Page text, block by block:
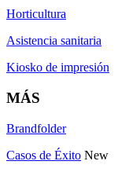
Horticultura
Asistencia sanitaria
Kiosko de impresión
MÁS
Brandfolder
Casos de Éxito New